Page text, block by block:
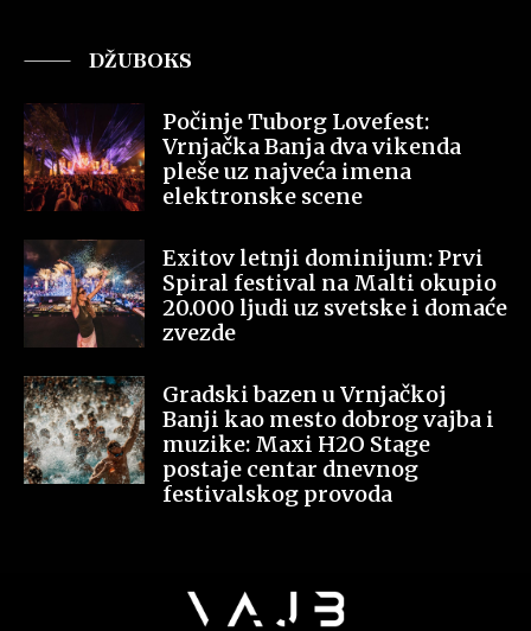
DŽUBOKS
Počinje Tuborg Lovefest:
Vrnjačka Banja dva vikenda
pleše uz najveća imena
elektronske scene
Exitov letnji dominijum: Prvi
Spiral festival na Malti okupio
20.000 ljudi uz svetske i domaće
zvezde
Gradski bazen u Vrnjačkoj
Banji kao mesto dobrog vajba i
muzike: Maxi H2O Stage
postaje centar dnevnog
festivalskog provoda